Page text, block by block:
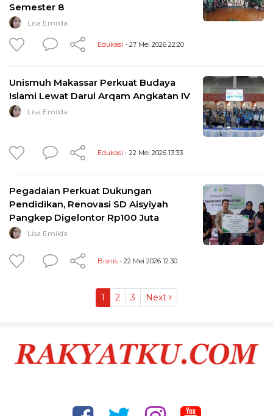
Semester 8
Lisa Emilda
Edukasi - 27 Mei 2026 22:20
Unismuh Makassar Perkuat Budaya
Islami Lewat Darul Arqam Angkatan IV
Lisa Emilda
Edukasi - 22 Mei 2026 13:33
Pegadaian Perkuat Dukungan
Pendidikan, Renovasi SD Aisyiyah
Pangkep Digelontor Rp100 Juta
Lisa Emilda
Bisnis - 22 Mei 2026 12:30
1 2 3 Next